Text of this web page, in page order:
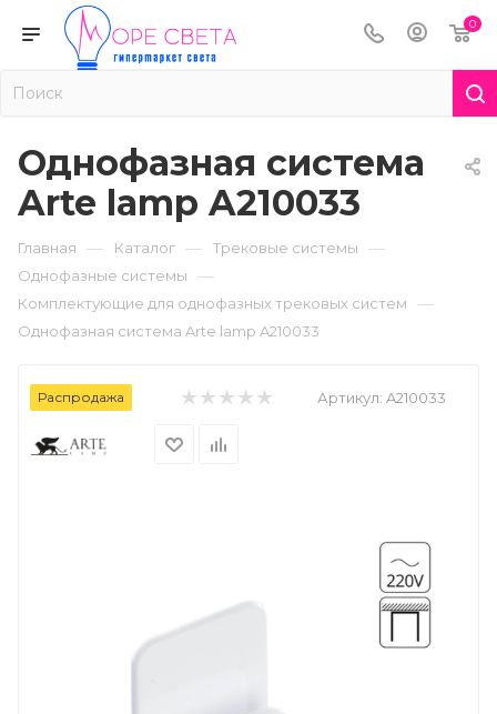
0
Однофазная система
Arte lamp A210033
Главная — Каталог — Трековые системы —
Однофазные системы —
Комплектующие для однофазных трековых систем —
Однофазная система Arte lamp A210033
Распродажа Артикул: A210033